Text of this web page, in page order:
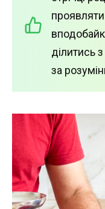
проявляти
ділитись
за